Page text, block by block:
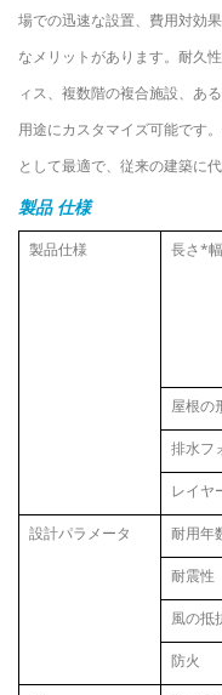
場での迅速な設置、費用対効
なメリットがあります。耐久
ィス、複数階の複合施設、あ
用途にカスタマイズ可能です
として最適で、従来の建築に
製品 仕様
製品仕様 長さ*
屋根の
排水フ
レイヤ
設計パラメータ 耐用年
耐震性
風の抵
防火